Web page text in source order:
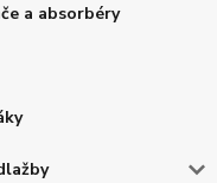
a absorbéry